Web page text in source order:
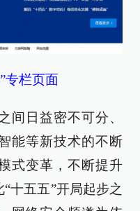
专栏页面
间日益密不可分、
能等新技术的不断
式变革，不断提升
十五五”开局起步之